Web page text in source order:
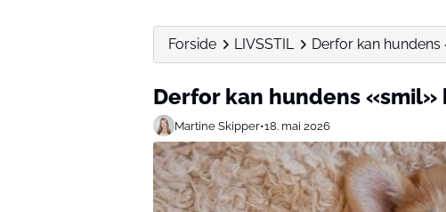
Forside LIVSSTIL Derfor kan
Derfor kan hundens
Martine Skipper•18. mai 2026